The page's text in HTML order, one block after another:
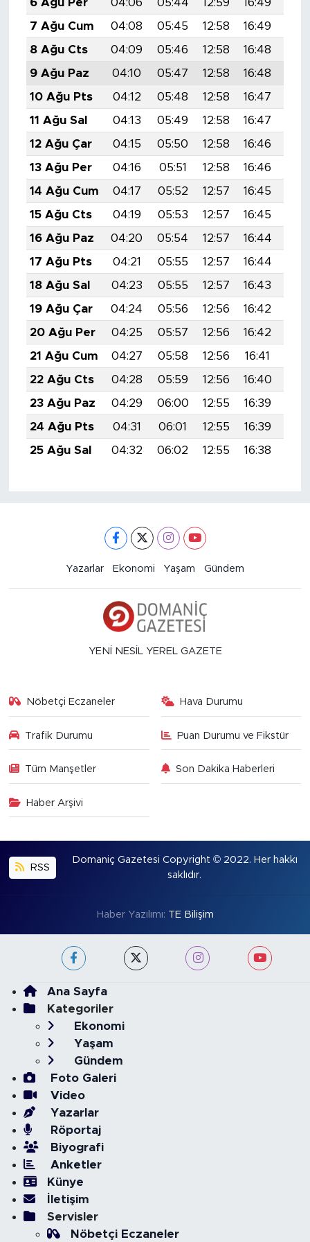
6 Ağu Per
04:06 05:44 12:59 16:49
7 Ağu Cum
04:08 05:45 12:58 16:49
8 Ağu Cts
04:09 05:46 12:58 16:48
9 Ağu Paz
04:10 05:47 12:58 16:48
10 Ağu Pts
04:12 05:48 12:58 16:47
11 Ağu Sal
04:13 05:49 12:58 16:47
12 Ağu Çar
04:15 05:50 12:58 16:46
13 Ağu Per
04:16 05:51 12:58 16:46
14 Ağu Cum
04:17 05:52 12:57 16:45
15 Ağu Cts
04:19 05:53 12:57 16:45
16 Ağu Paz
04:20 05:54 12:57 16:44
17 Ağu Pts
04:21 05:55 12:57 16:44
18 Ağu Sal
04:23 05:55 12:57 16:43
19 Ağu Çar
04:24 05:56 12:56 16:42
20 Ağu Per
04:25 05:57 12:56 16:42
21 Ağu Cum
04:27 05:58 12:56 16:41
22 Ağu Cts
04:28 05:59 12:56 16:40
23 Ağu Paz
04:29 06:00 12:55 16:39
24 Ağu Pts
04:31 06:01 12:55 16:39
25 Ağu Sal
04:32 06:02 12:55 16:38
Yazarlar Ekonomi Yaşam Gündem
YENİ NESİL YEREL GAZETE
Nöbetçi Eczaneler Hava Durumu
Trafik Durumu Puan Durumu ve Fikstür
Tüm Manşetler Son Dakika Haberleri
Haber Arşivi
RSS
Domaniç Gazetesi Copyright © 2022. Her hakkı
saklıdır.
Haber Yazılımı: TE Bilişim
Ana Sayfa
Kategoriler
Ekonomi
Yaşam
Gündem
Foto Galeri
Video
Yazarlar
Röportaj
Biyografi
Anketler
Künye
İletişim
Servisler
Nöbetçi Eczaneler